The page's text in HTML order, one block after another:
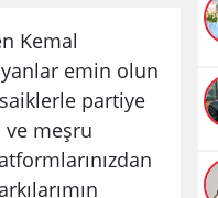
Kemal
emin olun
partiye
ve meşru